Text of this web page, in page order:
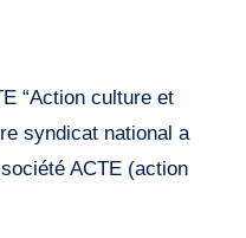
syndicat national a
ACTE (action